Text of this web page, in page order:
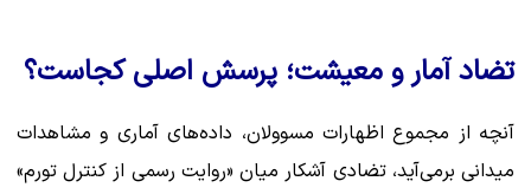
تضاد آمار و معیشت؛ پرسش اصلی کجاست؟
آنچه از مجموع اظهارات مسوولان، داده‌های آماری و مشاهدات
میدانی برمی‌آید، تضادی آشکار میان «روایت رسمی از کنترل تورم»